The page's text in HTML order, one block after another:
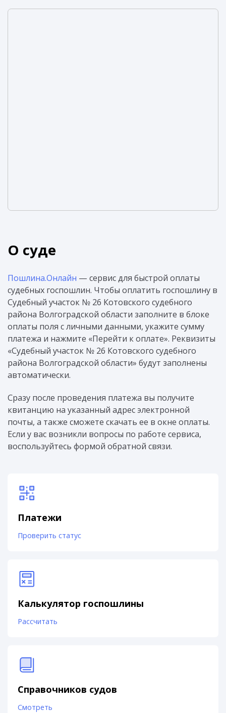
О суде
Пошлина.Онлайн — сервис для быстрой оплаты
судебных госпошлин. Чтобы оплатить госпошлину в
Судебный участок № 26 Котовского судебного
района Волгоградской области заполните в блоке
оплаты поля с личными данными, укажите сумму
платежа и нажмите «Перейти к оплате». Реквизиты
«Судебный участок № 26 Котовского судебного
района Волгоградской области» будут заполнены
автоматически.
Сразу после проведения платежа вы получите
квитанцию на указанный адрес электронной
почты, а также сможете скачать ее в окне оплаты.
Если у вас возникли вопросы по работе сервиса,
воспользуйтесь формой обратной связи.
Платежи
Проверить статус
Калькулятор госпошлины
Рассчитать
Справочников судов
Смотреть